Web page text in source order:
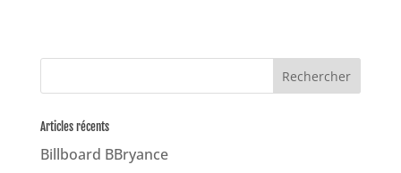
Articles récents
Billboard BBryance